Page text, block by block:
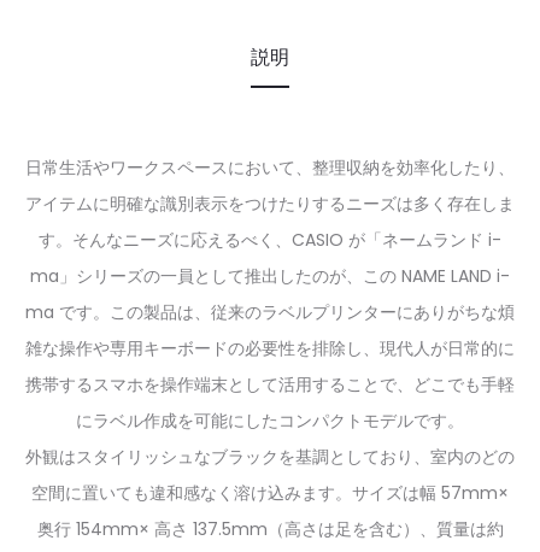
説明
日常生活やワークスペースにおいて、整理収納を効率化したり、
アイテムに明確な識別表示をつけたりするニーズは多く存在しま
す。そんなニーズに応えるべく、CASIO が「ネームランド i-
ma」シリーズの一員として推出したのが、この NAME LAND i-
ma です。この製品は、従来のラベルプリンターにありがちな煩
雑な操作や専用キーボードの必要性を排除し、現代人が日常的に
携帯するスマホを操作端末として活用することで、どこでも手軽
にラベル作成を可能にしたコンパクトモデルです。
外観はスタイリッシュなブラックを基調としており、室内のどの
空間に置いても違和感なく溶け込みます。サイズは幅 57mm×
奥行 154mm× 高さ 137.5mm（高さは足を含む）、質量は約